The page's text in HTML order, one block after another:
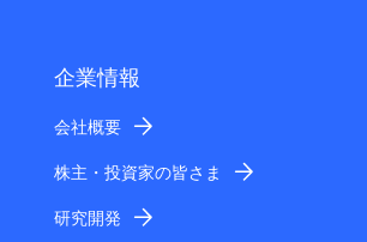
企業情報
会社概要
株主・投資家の皆さま
研究開発